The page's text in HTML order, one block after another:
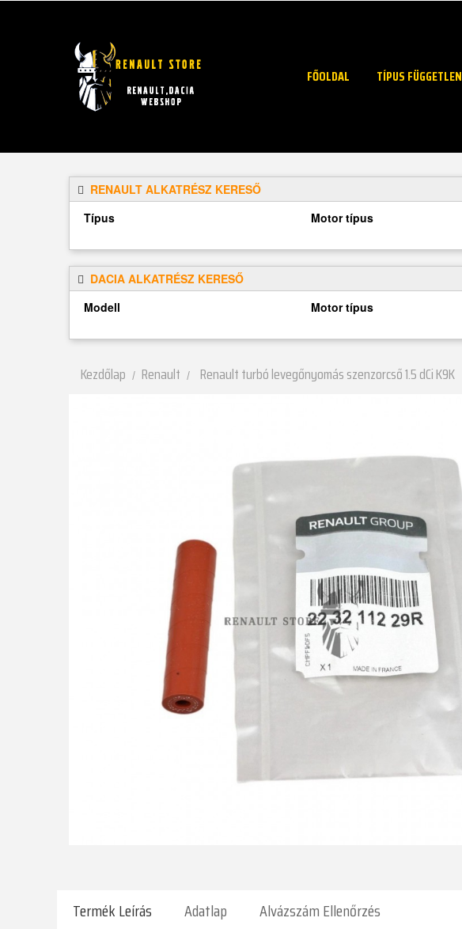
FŐOLDAL TÍPUS FÜGGETLEN
RENAULT ALKATRÉSZ KERESŐ
Típus
Motor típus
DACIA ALKATRÉSZ KERESŐ
Modell
Motor típus
Kezdőlap Renault Renault turbó levegőnyomás szenzorcső 1.5 dCi K9K
Termék Leírás Adatlap Alvázszám Ellenőrzés